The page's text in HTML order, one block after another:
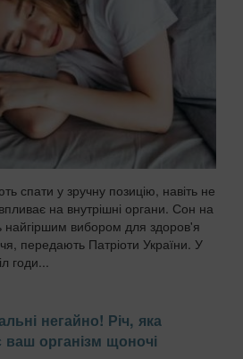
спати у зручну позицію, навіть не
на внутрішні органи. Сон на
найгіршим вибором для здоров'я
передають Патріоти України. У
годи...
негайно! Річ, яка
організм щоночі